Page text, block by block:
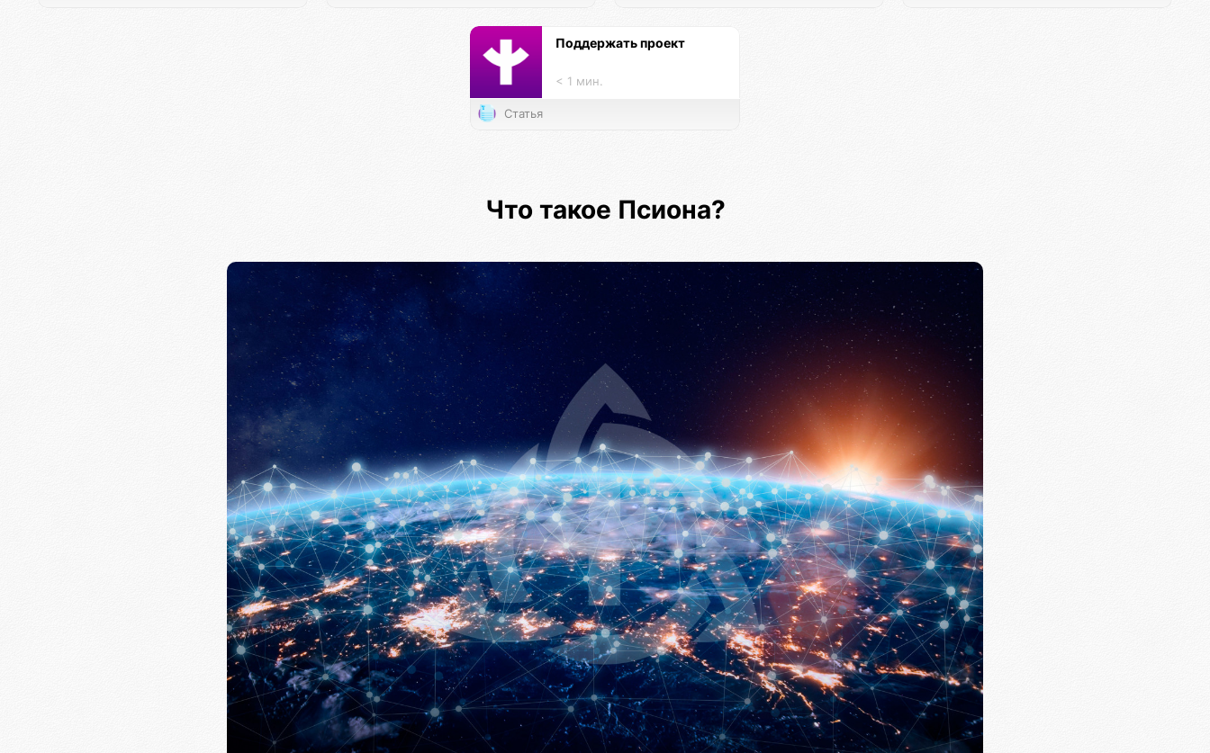
Поддержать проект
< 1 мин.
Статья
Что такое Псиона?